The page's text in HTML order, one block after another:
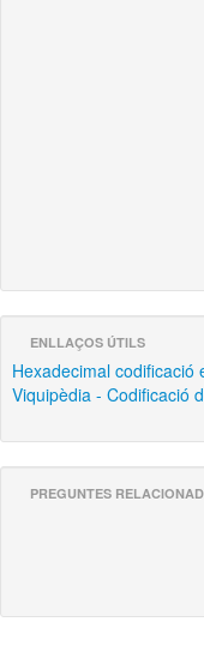
ENLLAÇOS ÚTILS
Hexadecimal codificació
Viquipèdia - Codificació
PREGUNTES